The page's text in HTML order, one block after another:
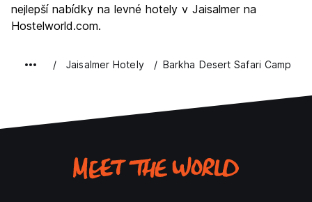
nejlepší nabídky na levné hotely v Jaisalmer na
Hostelworld.com.
Jaisalmer Hotely Barkha Desert Safari Camp